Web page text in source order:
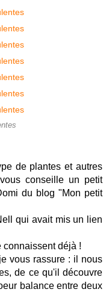
de plantes et autres
conseille un petit
du blog "Mon petit
qui avait mis un lien
connaissent déjà !
vous rassure : il nous
de ce qu'il découvre
balance entre deux